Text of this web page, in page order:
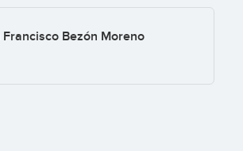
Francisco Bezón Moreno